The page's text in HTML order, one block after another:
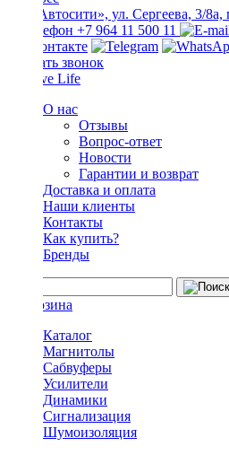
ТЦ «Автосити», ул. Сергеева, 3/8а,
+7 964 11 500 11
Заказать звонок
О нас
Отзывы
Вопрос-ответ
Новости
Гарантии и возврат
Доставка и оплата
Наши клиенты
Контакты
Как купить?
Бренды
Каталог
Магнитолы
Сабвуферы
Усилители
Динамики
Сигнализация
Шумоизоляция